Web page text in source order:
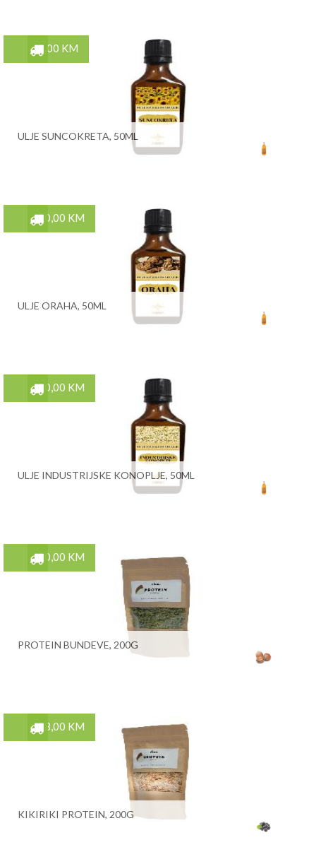
5,00 KM
ULJE SUNCOKRETA, 50ML
10,00 KM
ULJE ORAHA, 50ML
20,00 KM
ULJE INDUSTRIJSKE KONOPLJE, 50ML
10,00 KM
PROTEIN BUNDEVE, 200G
18,00 KM
KIKIRIKI PROTEIN, 200G